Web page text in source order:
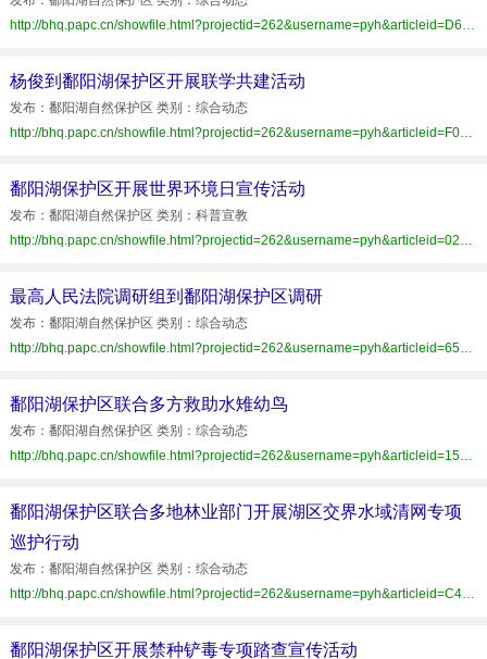
http://bhq.papc.cn/showfile.html?projectid=262&username=pyh&articleid=D6070EF13F8C444C9444B8D070A545CE
杨俊到鄱阳湖保护区开展联学共建活动
发布：鄱阳湖自然保护区 类别：综合动态
http://bhq.papc.cn/showfile.html?projectid=262&username=pyh&articleid=F030AF12EBB34611BF39895CD5A72730
鄱阳湖保护区开展世界环境日宣传活动
发布：鄱阳湖自然保护区 类别：科普宣教
http://bhq.papc.cn/showfile.html?projectid=262&username=pyh&articleid=029E6E4E30C540AF996FC38101CCE20A
最高人民法院调研组到鄱阳湖保护区调研
发布：鄱阳湖自然保护区 类别：综合动态
http://bhq.papc.cn/showfile.html?projectid=262&username=pyh&articleid=65CBB0F12BB3420BB0E24052CDE636DD
鄱阳湖保护区联合多方救助水雉幼鸟
发布：鄱阳湖自然保护区 类别：综合动态
http://bhq.papc.cn/showfile.html?projectid=262&username=pyh&articleid=155AAF7C47FC413D81AA5CB1DA4F8D70
鄱阳湖保护区联合多地林业部门开展湖区交界水域清网专项
巡护行动
发布：鄱阳湖自然保护区 类别：综合动态
http://bhq.papc.cn/showfile.html?projectid=262&username=pyh&articleid=C4A9C3814E3C47BCA18D2F8AED83829C
鄱阳湖保护区开展禁种铲毒专项踏查宣传活动